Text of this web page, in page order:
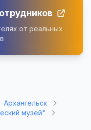
от реальных
Архангельск
музей"